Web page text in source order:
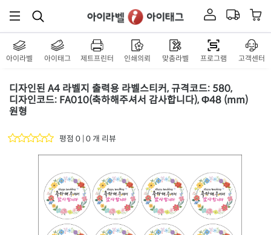
아이라벨 아이태그 제트프린터 인쇄의뢰 맞춤라벨 프로그램 고객센터
디자인된 A4 라벨지 출력용 라벨스티커, 규격코드: 580,
디자인코드: FA010(축하해주셔서 감사합니다), Φ48 (mm)
원형
평점 0 | 0 개 리뷰